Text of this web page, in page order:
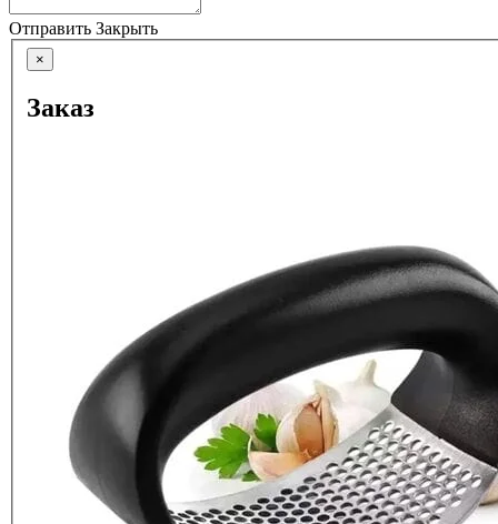
Отправить Закрыть
×
Заказ